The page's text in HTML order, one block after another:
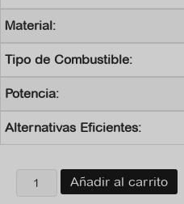
Material:
Tipo de Combustible:
Potencia:
Alternativas Eficientes:
Horno
de
Añadir al carrito